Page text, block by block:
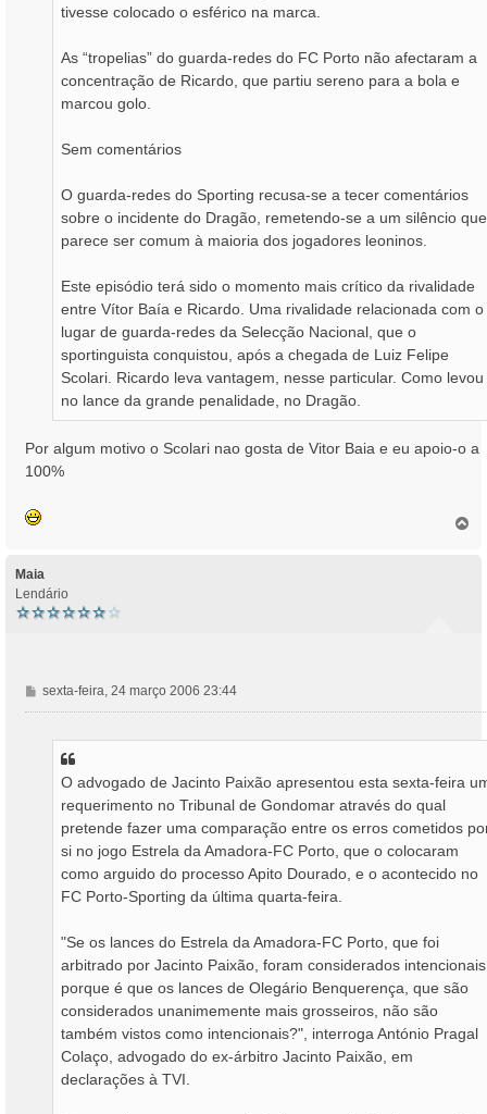
tivesse colocado o esférico na marca.
As “tropelias” do guarda-redes do FC Porto não afectaram a
concentração de Ricardo, que partiu sereno para a bola e
marcou golo.
Sem comentários
O guarda-redes do Sporting recusa-se a tecer comentários
sobre o incidente do Dragão, remetendo-se a um silêncio que
parece ser comum à maioria dos jogadores leoninos.
Este episódio terá sido o momento mais crítico da rivalidade
entre Vítor Baía e Ricardo. Uma rivalidade relacionada com o
lugar de guarda-redes da Selecção Nacional, que o
sportinguista conquistou, após a chegada de Luiz Felipe
Scolari. Ricardo leva vantagem, nesse particular. Como levou
no lance da grande penalidade, no Dragão.
Por algum motivo o Scolari nao gosta de Vitor Baia e eu apoio-o a
100%
Maia
Lendário
M
e
sexta-feira, 24 março 2006 23:44
O advogado de Jacinto Paixão apresentou esta sexta-feira
requerimento no Tribunal de Gondomar através do qual
pretende fazer uma comparação entre os erros cometidos
si no jogo Estrela da Amadora-FC Porto, que o colocaram
como arguido do processo Apito Dourado, e o acontecido no
FC Porto-Sporting da última quarta-feira.
"Se os lances do Estrela da Amadora-FC Porto, que foi
arbitrado por Jacinto Paixão, foram considerados intencionais
porque é que os lances de Olegário Benquerença, que são
considerados unanimemente mais grosseiros, não são
também vistos como intencionais?", interroga António Pragal
Colaço, advogado do ex-árbitro Jacinto Paixão, em
declarações à TVI.